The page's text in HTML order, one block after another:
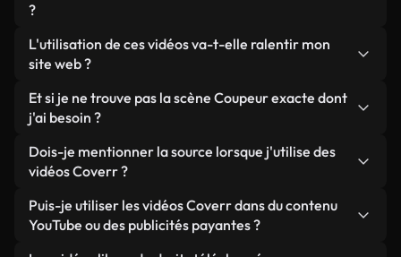
?
Les deux. Il s'agit d'une bibliothèque hybride
composée de véritables images filmées par des
générées par IA. Chaque vidéo est clairement
identifiée afin que vous sachiez toujours ce que
vous utilisez.
L'utilisation de ces vidéos va-t-elle ralentir mon
site web ?
Sauf si vous choisissez nos versions optimisées.
Nous proposons des formats légers, prêts pour le
ils conservent une qualité élevée tout en
minimisant les temps de chargement et en
améliorant des indicateurs comme le LCP.
Et si je ne trouve pas la scène Coupeur exacte dont
j'ai besoin ?
Vous pouvez en créer une instantanément avec
Coverr AI Studio. Il vous suffit de décrire la scène,
Studio générera en quelques secondes une vidéo
personnalisée conforme à nos normes de licence.
Dois-je mentionner la source lorsque j'utilise des
vidéos Coverr ?
Aucune attribution n'est requise. Toutes les vidéos
de notre bibliothèque sont libres de droits et
Puis-je utiliser les vidéos Coverr dans du contenu
YouTube ou des publicités payantes ?
Oui. Toutes les séquences vidéo de Coverr peuvent